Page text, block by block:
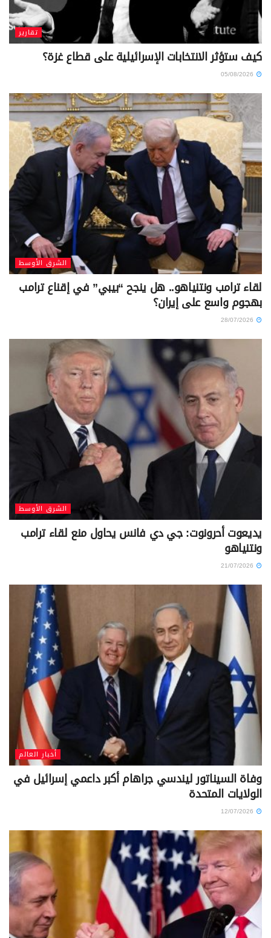
تقارير
كيف ستؤثر الانتخابات الإسرائيلية على قطاع غزة؟
الشرق الأوسط
لقاء ترامب ونتنياهو.. هل ينجح “بيبي” في إقناع ترامب
بهجوم واسع على إيران؟
الشرق الأوسط
يديعوت أحرونوت: جي دي فانس يحاول منع لقاء ترامب
ونتنياهو
أخبار العالم
وفاة السيناتور ليندسي جراهام أكبر داعمي إسرائيل في
الولايات المتحدة